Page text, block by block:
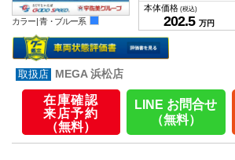
カラー | 青・ブルー系
本体価格 (税込)
202.5 万円
MEGA 浜松店
在庫確認
来店予約
（無料）
LINE お問合せ
（無料）